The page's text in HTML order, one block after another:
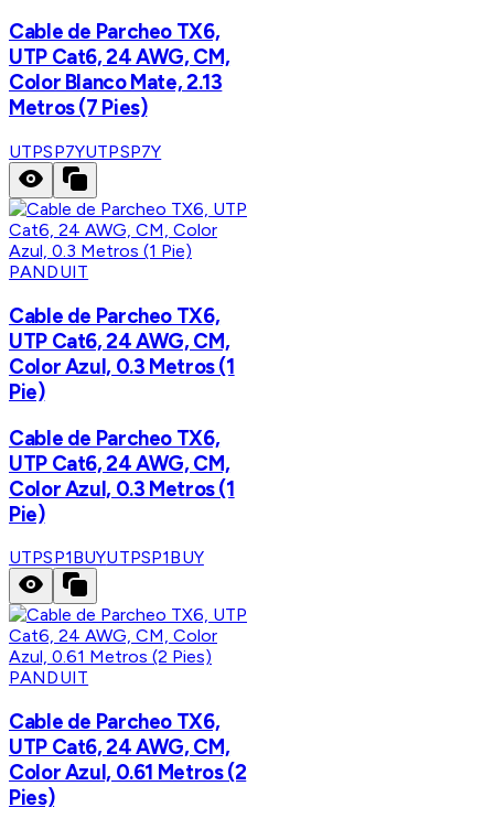
Cable de Parcheo TX6,
UTP Cat6, 24 AWG, CM,
Color Blanco Mate, 2.13
Metros (7 Pies)
UTPSP7YUTPSP7Y
PANDUIT
Cable de Parcheo TX6,
UTP Cat6, 24 AWG, CM,
Color Azul, 0.3 Metros (1
Pie)
Cable de Parcheo TX6,
UTP Cat6, 24 AWG, CM,
Color Azul, 0.3 Metros (1
Pie)
UTPSP1BUYUTPSP1BUY
PANDUIT
Cable de Parcheo TX6,
UTP Cat6, 24 AWG, CM,
Color Azul, 0.61 Metros (2
Pies)